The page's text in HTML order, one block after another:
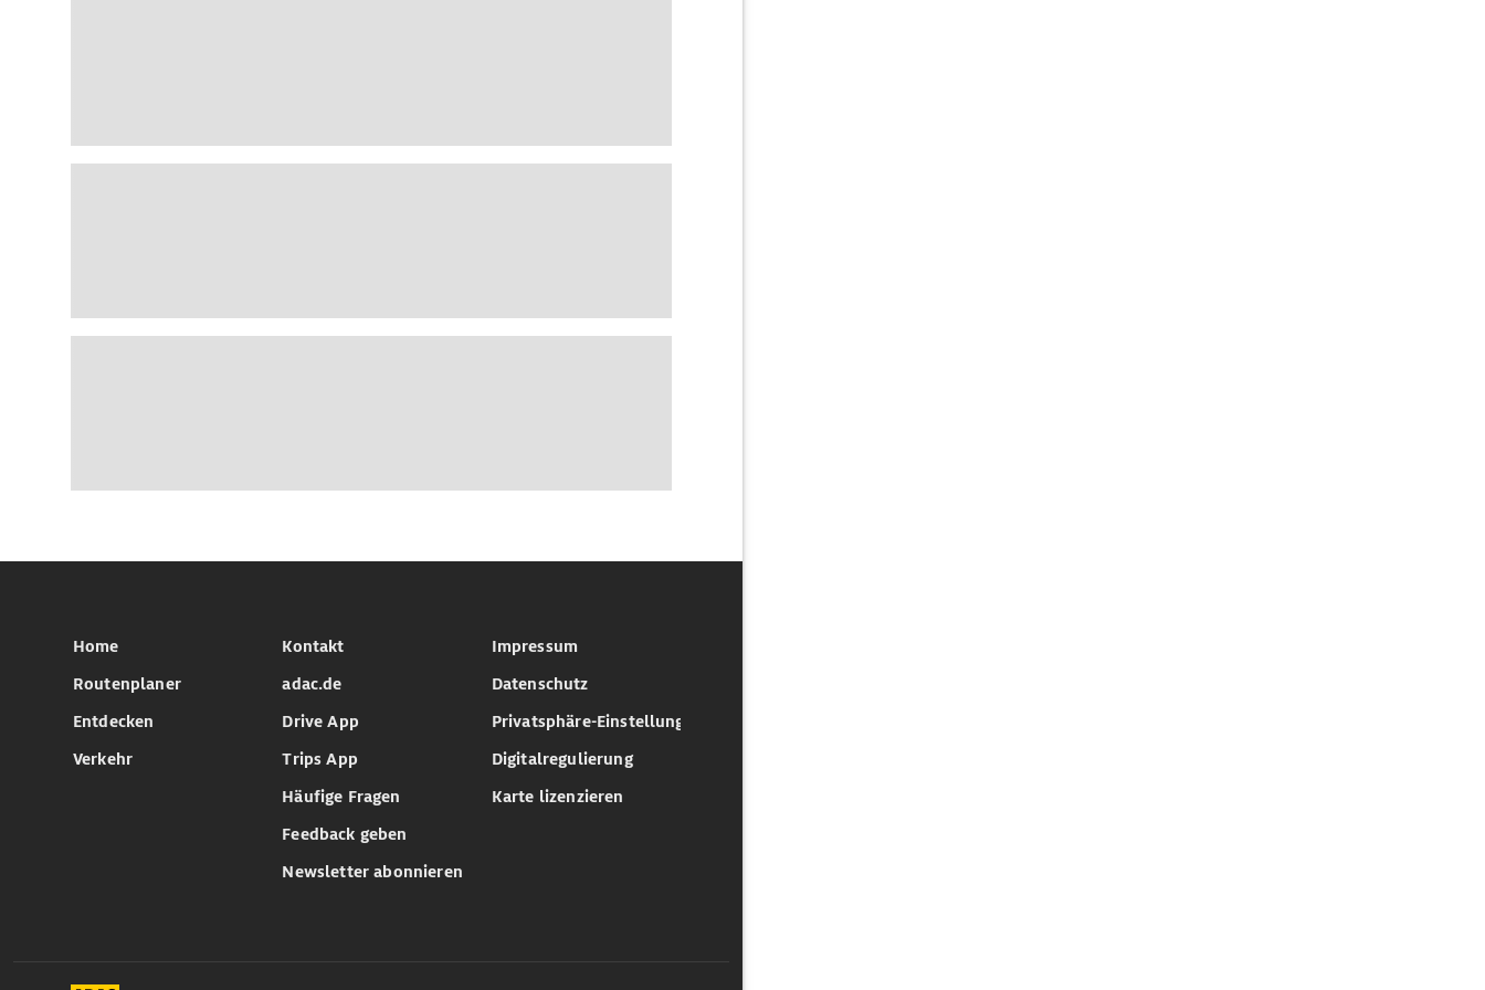
Home
Routenplaner
Entdecken
Verkehr
Kontakt
adac.de
Drive App
Trips App
Häufige Fragen
Feedback geben
Newsletter abonnieren
Impressum
Datenschutz
Privatsphäre-Einstellungen
Digitalregulierung
Karte lizenzieren